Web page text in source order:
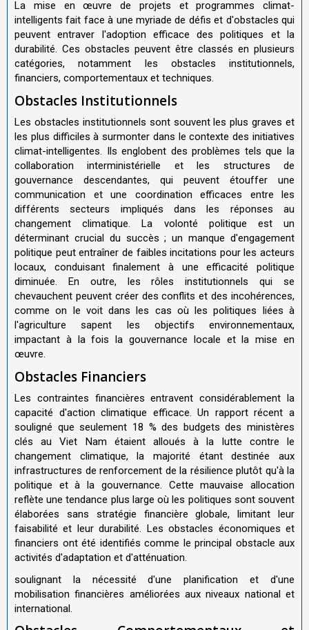
La mise en œuvre de projets et programmes climat-
intelligents fait face à une myriade de défis et d'obstacles qui
peuvent entraver l'adoption efficace des politiques et la
durabilité. Ces obstacles peuvent être classés en plusieurs
catégories, notamment les obstacles institutionnels,
financiers, comportementaux et techniques.
Obstacles Institutionnels
Les obstacles institutionnels sont souvent les plus graves et
les plus difficiles à surmonter dans le contexte des initiatives
climat-intelligentes. Ils englobent des problèmes tels que la
collaboration interministérielle et les structures de
gouvernance descendantes, qui peuvent étouffer une
communication et une coordination efficaces entre les
différents secteurs impliqués dans les réponses au
changement climatique. La volonté politique est un
déterminant crucial du succès ; un manque d'engagement
politique peut entraîner de faibles incitations pour les acteurs
locaux, conduisant finalement à une efficacité politique
diminuée. En outre, les rôles institutionnels qui se
chevauchent peuvent créer des conflits et des incohérences,
comme on le voit dans les cas où les politiques liées à
l'agriculture sapent les objectifs environnementaux,
impactant à la fois la gouvernance locale et la mise en
œuvre.
Obstacles Financiers
Les contraintes financières entravent considérablement la
capacité d'action climatique efficace. Un rapport récent a
souligné que seulement 18 % des budgets des ministères
clés au Viet Nam étaient alloués à la lutte contre le
changement climatique, la majorité étant destinée aux
infrastructures de renforcement de la résilience plutôt qu'à la
politique et à la gouvernance. Cette mauvaise allocation
reflète une tendance plus large où les politiques sont souvent
élaborées sans stratégie financière globale, limitant leur
faisabilité et leur durabilité. Les obstacles économiques et
financiers ont été identifiés comme le principal obstacle aux
activités d'adaptation et d'atténuation.
soulignant la nécessité d'une planification et d'une
mobilisation financières améliorées aux niveaux national et
international.